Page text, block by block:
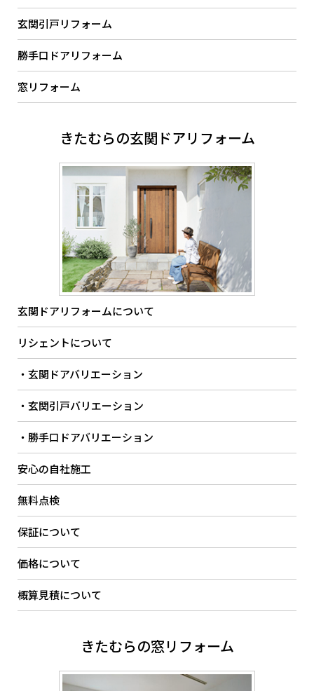
玄関引戸リフォーム
勝手口ドアリフォーム
窓リフォーム
きたむらの玄関ドアリフォーム
玄関ドアリフォームについて
リシェントについて
・玄関ドアバリエーション
・玄関引戸バリエーション
・勝手口ドアバリエーション
安心の自社施工
無料点検
保証について
価格について
概算見積について
きたむらの窓リフォーム